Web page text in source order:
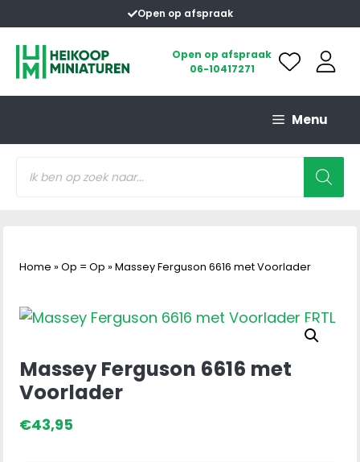
naar
inhoud
Open op afspraak
Open op afspraak
06-10417271
Menu
zoeken
Home » Op = Op » Massey Ferguson 6616 met Voorlader
Massey Ferguson 6616 met
Voorlader
€43,95